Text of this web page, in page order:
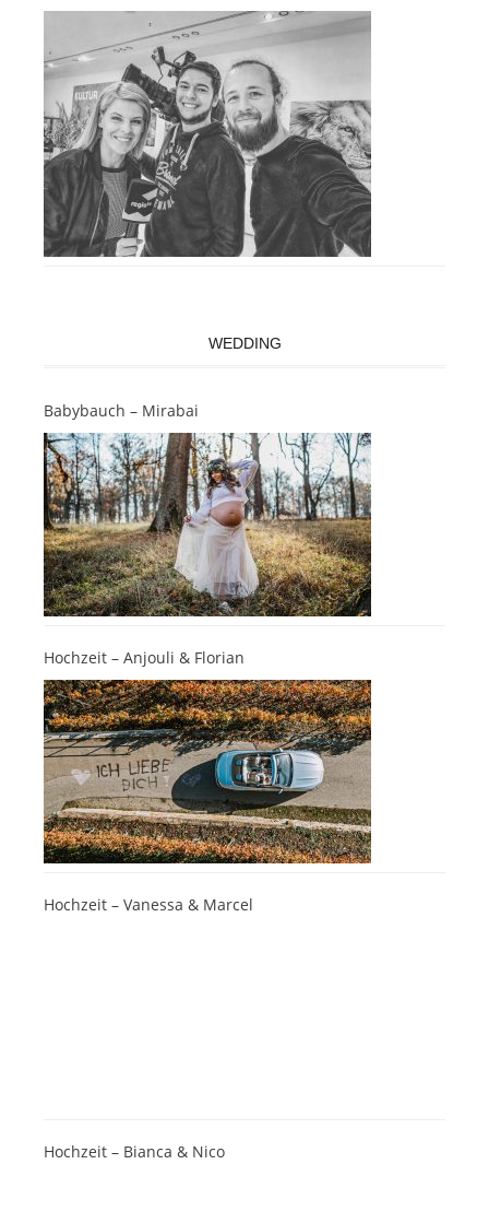
WEDDING
Babybauch – Mirabai
Hochzeit – Anjouli & Florian
Hochzeit – Vanessa & Marcel
Hochzeit – Bianca & Nico